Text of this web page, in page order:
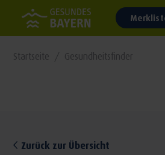
Startseite Gesundheitsfinder
Zurück zur Übersicht